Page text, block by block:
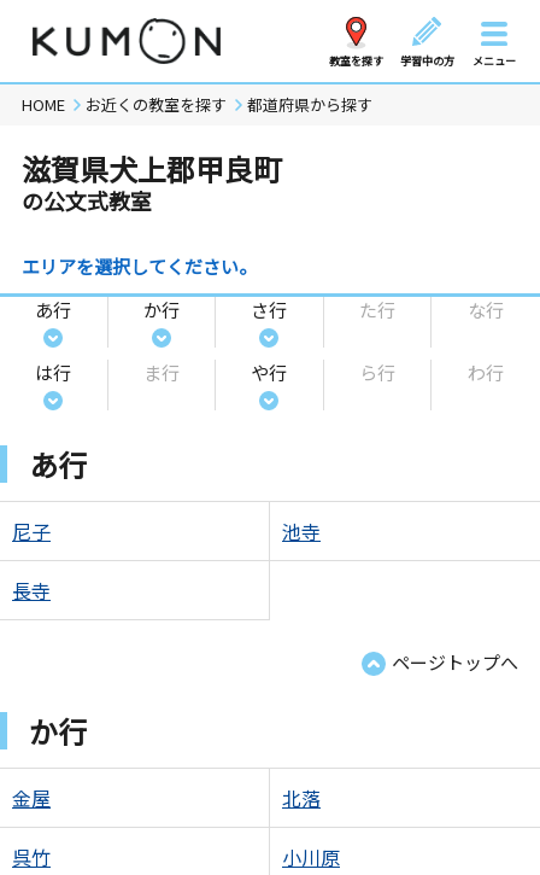
教室を探す 学習中の方 メニュー
HOME お近くの教室を探す 都道府県から探す
滋賀県犬上郡甲良町
の公文式教室
エリアを選択してください。
あ行
か行 さ行 た行 な行
は行 ま行 や行 ら行 わ行
あ行
尼子 池寺
長寺
ページトップへ
か行
金屋 北落
呉竹 小川原